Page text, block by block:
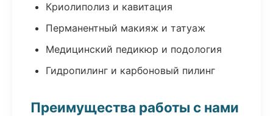
Криолиполиз и кавитация
Перманентный макияж и татуаж
Медицинский педикюр и подология
Гидропилинг и карбоновый пилинг
Преимущества работы с нами